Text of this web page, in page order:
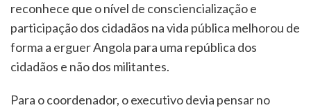
reconhece que o nível de consciencialização e
participação dos cidadãos na vida pública melhorou de
forma a erguer Angola para uma república dos
cidadãos e não dos militantes.
Para o coordenador, o executivo devia pensar no